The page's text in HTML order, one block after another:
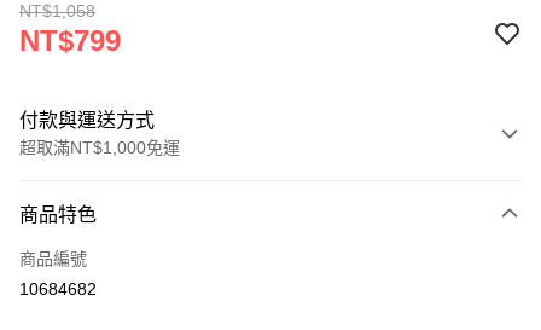
NT$1,058
NT$799
付款與運送方式
超取滿NT$1,000免運
信用卡一次付款
信用卡分期付款
商品特色
商品編號
10684682